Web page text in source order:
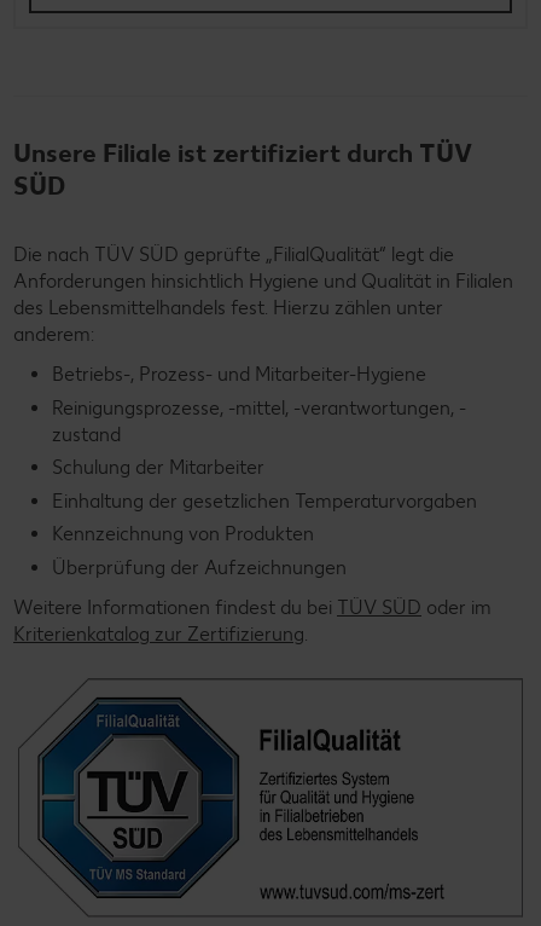
Unsere Filiale ist zertifiziert durch TÜV
SÜD
Die nach TÜV SÜD geprüfte „FilialQualität“ legt die
Anforderungen hinsichtlich Hygiene und Qualität in Filialen
des Lebensmittelhandels fest. Hierzu zählen unter
anderem:
Betriebs-, Prozess- und Mitarbeiter-Hygiene
Reinigungsprozesse, -mittel, -verantwortungen, -
zustand
Schulung der Mitarbeiter
Einhaltung der gesetzlichen Temperaturvorgaben
Kennzeichnung von Produkten
Überprüfung der Aufzeichnungen
Weitere Informationen findest du bei TÜV SÜD oder im
Kriterienkatalog zur Zertifizierung